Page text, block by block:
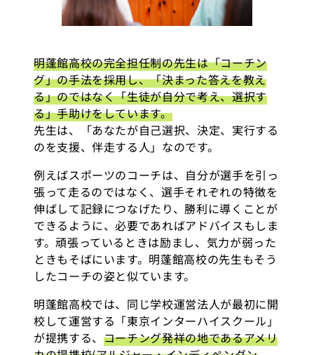
明蓬館高校の完全担任制の先生は「コーチン
グ」の手法を採用し、「決まった答えを教え
る」のではなく「生徒が自分で考え、選択す
る」手助けをしています。
先生は、「あなたが自己選択、決定、実行する
のを支援、伴走する人」なのです。
例えばスポーツのコーチは、自分が選手を引っ
張って走るのではなく、選手それぞれの特徴を
伸ばして記録につなげたり、勝利に導くことが
できるように、必要であればアドバイスもしま
す。頑張っているときは励まし、気力が弱った
ときもそばにいます。明蓬館高校の先生もそう
したコーチの姿と似ています。
明蓬館高校では、同じ学校運営法人が最初に開
校して運営する「東京インターハイスクール」
が提携する、 コーチング発祥の地であるアメリ